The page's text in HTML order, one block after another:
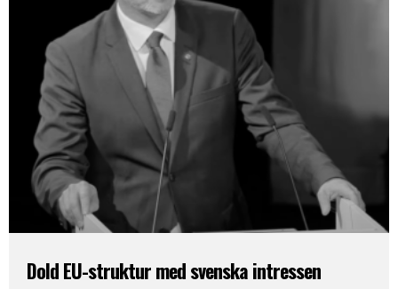
Dold EU-struktur med svenska intressen